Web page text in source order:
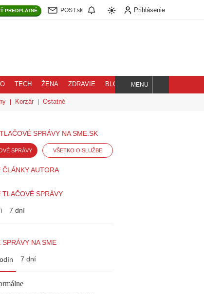
PREDPLATNÉ POST.sk Prihlásenie
TECH ŽENA ZDRAVIE BLOG
Hľadaj
MENU
Korzár Ostatné
SPRÁVY NA SME.SK
SPRÁVY VŠETKO O SLUŽBE
ČLÁNKY AUTORA
TLAČOVÉ SPRÁVY
7 dní
SPRÁVY NA SME
7 dní